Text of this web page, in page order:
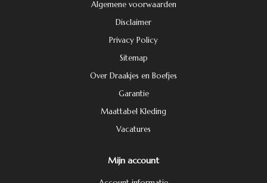
Algemene voorwaarden
Disclaimer
Privacy Policy
Sitemap
Over Draakjes en Boefjes
Garantie
Maattabel Kleding
Vacatures
Mijn account